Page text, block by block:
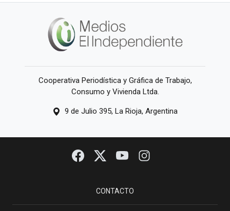
Cooperativa Periodística y Gráfica de Trabajo,
Consumo y Vivienda Ltda.
9 de Julio 395, La Rioja, Argentina
CONTACTO